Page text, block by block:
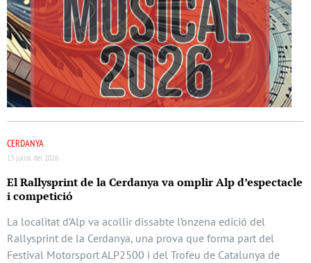
CERDANYA
13 juliol del 2026
El Rallysprint de la Cerdanya va omplir Alp d’espectacle
i competició
La localitat d’Alp va acollir dissabte l’onzena edició del
Rallysprint de la Cerdanya, una prova que forma part del
Festival Motorsport ALP2500 i del Trofeu de Catalunya de